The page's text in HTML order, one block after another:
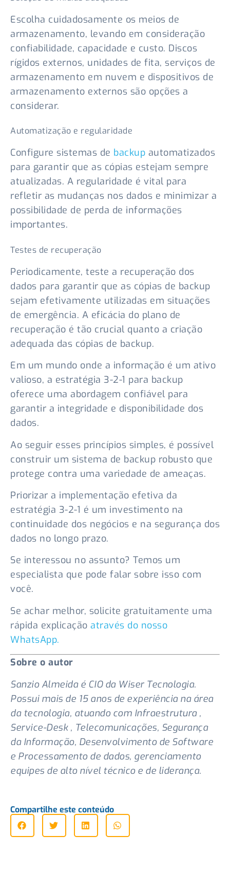
Escolha cuidadosamente os meios de
armazenamento, levando em consideração
confiabilidade, capacidade e custo. Discos
rígidos externos, unidades de fita, serviços de
armazenamento em nuvem e dispositivos de
armazenamento externos são opções a
considerar.
Automatização e regularidade
Configure sistemas de backup automatizados
para garantir que as cópias estejam sempre
atualizadas. A regularidade é vital para
refletir as mudanças nos dados e minimizar a
possibilidade de perda de informações
importantes.
Testes de recuperação
Periodicamente, teste a recuperação dos
dados para garantir que as cópias de backup
sejam efetivamente utilizadas em situações
de emergência. A eficácia do plano de
recuperação é tão crucial quanto a criação
adequada das cópias de backup.
Em um mundo onde a informação é um ativo
valioso, a estratégia 3-2-1 para backup
oferece uma abordagem confiável para
garantir a integridade e disponibilidade dos
dados.
Ao seguir esses princípios simples, é possível
construir um sistema de backup robusto que
protege contra uma variedade de ameaças.
Priorizar a implementação efetiva da
estratégia 3-2-1 é um investimento na
continuidade dos negócios e na segurança dos
dados no longo prazo.
Se interessou no assunto? Temos um
especialista que pode falar sobre isso com
você.
Se achar melhor, solicite gratuitamente uma
rápida explicação através do nosso
WhatsApp.
Sobre o autor
Sanzio Almeida é CIO da Wiser Tecnologia.
Possui mais de 15 anos de experiência na área
da tecnologia, atuando com Infraestrutura ,
Service-Desk , Telecomunicações, Segurança
da Informação, Desenvolvimento de Software
e Processamento de dados, gerenciamento
equipes de alto nível técnico e de liderança.
Compartilhe este conteúdo